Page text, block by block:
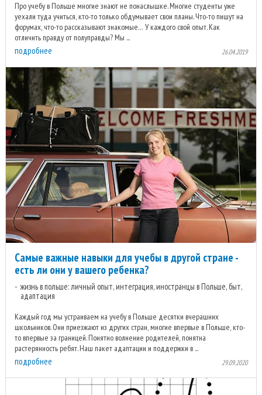
Про учебу в Польше многие знают не понаслышке. Многие студенты уже
уехали туда учиться, кто-то только обдумывает свои планы. Что-то пишут на
форумах, что-то рассказывают знакомые… У каждого свой опыт. Как
отличить правду от полуправды? Мы ...
подробнее 26.04.2019
Самые важные навыки для учебы в другой стране -
есть ли они у вашего ребенка?
жизнь в польше: личный опыт, интеграция, иностранцы в Польше, быт,
адаптация
Каждый год мы устраиваем на учебу в Польше десятки вчерашних
школьников. Они приезжают из других стран, многие впервые в Польше, кто-
то впервые за границей. Понятно волнение родителей, понятна
растерянность ребят. Наш пакет адаптации и поддержки в ...
подробнее 29.09.2020